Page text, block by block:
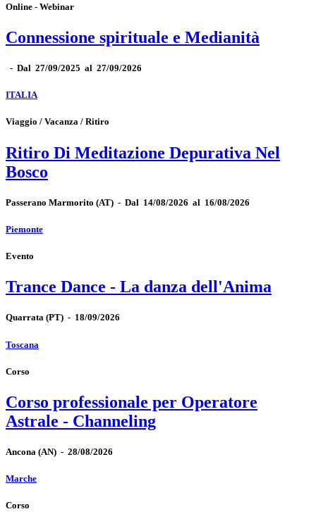
Online - Webinar
Connessione spirituale e Medianità
- Dal 27/09/2025 al 27/09/2026
ITALIA
Viaggio / Vacanza / Ritiro
Ritiro Di Meditazione Depurativa Nel
Bosco
Passerano Marmorito (AT) - Dal 14/08/2026 al 16/08/2026
Piemonte
Evento
Trance Dance - La danza dell'Anima
Quarrata (PT) - 18/09/2026
Toscana
Corso
Corso professionale per Operatore
Astrale - Channeling
Ancona (AN) - 28/08/2026
Marche
Corso